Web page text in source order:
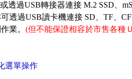
透過USB轉接器連接 M.2 SSD、
透過USB讀卡機連接 SD、TF、
業。 (但不能保證相容於市售各種
選單操作